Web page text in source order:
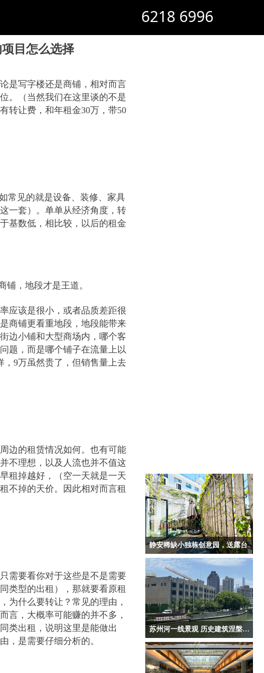
6218 6996
目怎么选择
是写字楼还是商铺，相对而言
。（当然我们在这里谈的不是
转让费，和年租金30万，带50
常见的就是设备、装修、家具
一套）。单单从经济角度，转
基数低，相比较，以后的租金
，地段才是王道。
应该是很小，或者品质差距很
商铺更看重地段，地段能带来
边小铺和大型商场内，哪个客
题，而是哪个铺子在流量上以
9万虽然贵了，但销售量上去
边的租赁情况如何。也有可能
不理想，以及人流也并不值这
租掉越好，（空一天就是一天
不掉的天价。因此相对而言租
需要看你对于这些是不是需要
类型的出租），那就要看原租
为什么要转让？常见的理由，
言，大概率可能赚的并不多，
类出租，说明这里是能做出
，是需要仔细分析的。
静安稀缺小独栋创意园，送露台
静安区，面积90平方，两层，送一个露
台，花园式创意园，品牌物业
苏州河一线景观 历史建筑涅槃重生 静安区创意园
朝南距离苏州河仅10米距离，步行至地
铁1号线新闸路站6分钟；地铁8号线、
12号线曲阜路站8分钟